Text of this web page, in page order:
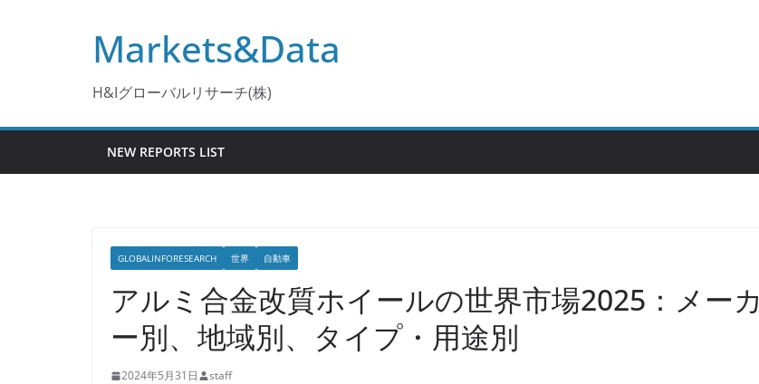
Markets&Data
H&Iグローバルリサーチ(株)
NEW REPORTS LIST
GLOBALINFORESEARCH 世界 自動車
アルミ合金改質ホイールの世界市場2025：メーカ
ー別、地域別、タイプ・用途別
2024年5月31日 staff